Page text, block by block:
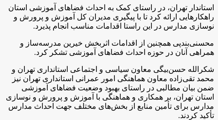
استاندار تهران، در راستای کمک به احداث فضاهای آموزشی استان
راهکارهایی ارائه کرد تا با پیگیری مدیران کل آموزش و پرورش و
نوسازی مدارس در این راستا اقدامات مناسب انجام پذیرد.
محسنی‌بندپی همچنین از اقدامات اثربخش خیرین مدرسه‌ساز و
همراهی آنان در حوزه احداث فضاهای آموزشی تشکر کرد.
شکرالله حسن‌بیگی معاون سیاسی و اجتماعی استانداری تهران و
محمد تقی‌زاده معاون هماهنگی امور عمرانی استانداری تهران نیز
ضمن بیان مطالبی در راستای بهبود وضعیت فضاهای آموزشی
استان تهران، بر همکاری و هماهنگی با آموزش و پرورش و نوسازی
مدارس برای تأمین منابع از بخش‌های مختلف جهت احداث مدارس
تأکید کردند.